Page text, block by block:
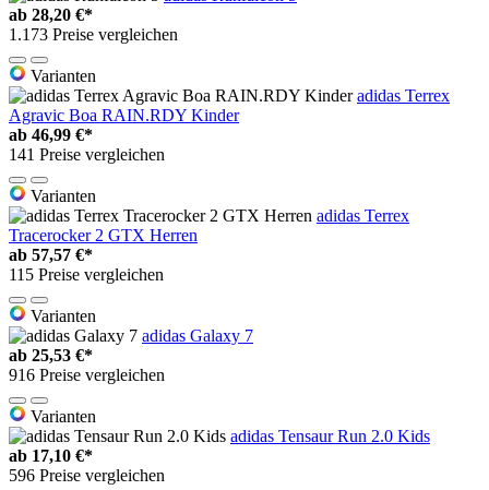
ab 28,20 €*
1.173 Preise vergleichen
Varianten
adidas Terrex
Agravic Boa RAIN.RDY Kinder
ab 46,99 €*
141 Preise vergleichen
Varianten
adidas Terrex
Tracerocker 2 GTX Herren
ab 57,57 €*
115 Preise vergleichen
Varianten
adidas Galaxy 7
ab 25,53 €*
916 Preise vergleichen
Varianten
adidas Tensaur Run 2.0 Kids
ab 17,10 €*
596 Preise vergleichen